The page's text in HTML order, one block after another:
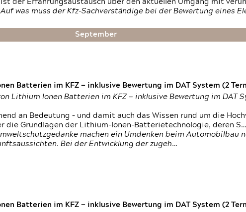
der Erfahrungsaustausch über den aktuellen Umgang mit
was muss der Kfz-Sachverständige bei der Bewertung eines
September
Batterien im KFZ — inklusive Bewertung im DAT System (2
Lithium Ionen Batterien im KFZ — inklusive Bewertung im DAT
an Bedeutung – und damit auch das Wissen rund um die
die Grundlagen der Lithium-Ionen-Batterietechnologie, deren S…
machen ein Umdenken beim
Bei der Entwicklung der zugeh…
Batterien im KFZ — inklusive Bewertung im DAT System (2